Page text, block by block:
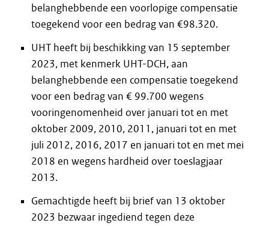
belanghebbende een voorlopige compensatie
toegekend voor een bedrag van €98.320.
UHT heeft bij beschikking van 15 september
2023, met kenmerk UHT-DCH, aan
belanghebbende een compensatie toegekend
voor een bedrag van € 99.700 wegens
vooringenomenheid over januari tot en met
oktober 2009, 2010, 2011, januari tot en met
juli 2012, 2016, 2017 en januari tot en met mei
2018 en wegens hardheid over toeslagjaar
2013.
Gemachtigde heeft bij brief van 13 oktober
2023 bezwaar ingediend tegen deze